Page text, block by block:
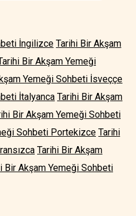
İngilizce Tarihi Bir Akşam
Bir Akşam Yemeği
Yemeği Sohbeti İsveççe
İtalyanca Tarihi Bir Akşam
Bir Akşam Yemeği Sohbeti
Sohbeti Portekizce Tarihi
Tarihi Bir Akşam
Bir Akşam Yemeği Sohbeti